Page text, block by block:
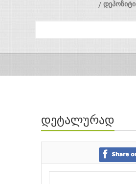
დეპოზიტი
ავტორები
გამომცემლობები
დეტალურად